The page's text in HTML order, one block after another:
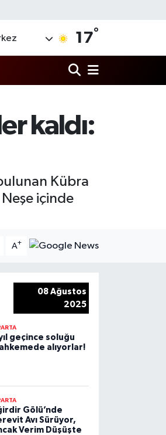
17°
kaldı:
Kübra
içinde
A+
08 Ağustos
2025
geçince soluğu
alıyorlar!
Gölü’nde
Avı Sürüyor,
Verim Düşüşte